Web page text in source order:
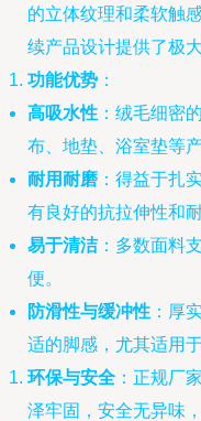
的立体纹理和柔软触
续产品设计提供了极
功能优势 ：
高吸水性 ：绒毛细密
布、地垫、浴室垫等
耐用耐磨 ：得益于扎
有良好的抗拉伸性和
易于清洁：多数面料
便。
防滑性与缓冲性 ：厚
适的脚感，尤其适用
环保与安全 ：正规厂
泽牢固，安全无异味